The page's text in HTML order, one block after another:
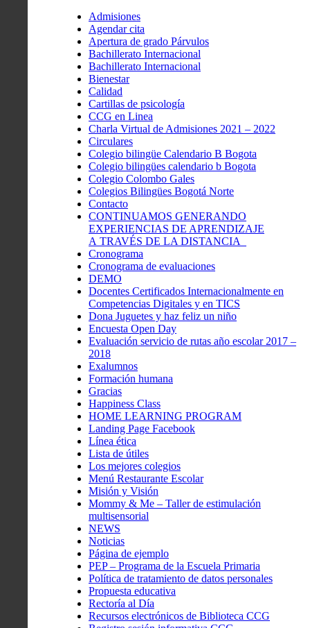
Admisiones
Agendar cita
Apertura de grado Párvulos
Bachillerato Internacional
Bachillerato Internacional
Bienestar
Calidad
Cartillas de psicología
CCG en Linea
Charla Virtual de Admisiones 2021 – 2022
Circulares
Colegio bilingüe Calendario B Bogota
Colegio bilingües calendario b Bogota
Colegio Colombo Gales
Colegios Bilingües Bogotá Norte
Contacto
CONTINUAMOS GENERANDO
EXPERIENCIAS DE APRENDIZAJE
A TRAVÉS DE LA DISTANCIA
Cronograma
Cronograma de evaluaciones
DEMO
Docentes Certificados Internacionalmente en
Competencias Digitales y en TICS
Dona Juguetes y haz feliz un niño
Encuesta Open Day
Evaluación servicio de rutas año escolar 2017 –
2018
Exalumnos
Formación humana
Gracias
Happiness Class
HOME LEARNING PROGRAM
Landing Page Facebook
Línea ética
Lista de útiles
Los mejores colegios
Menú Restaurante Escolar
Misión y Visión
Mommy & Me – Taller de estimulación
multisensorial
NEWS
Noticias
Página de ejemplo
PEP – Programa de la Escuela Primaria
Política de tratamiento de datos personales
Propuesta educativa
Rectoría al Día
Recursos electrónicos de Biblioteca CCG